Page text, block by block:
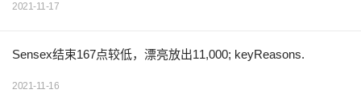
2021-11-17
Sensex结束167点较低，漂亮放出11,000; keyReasons.
2021-11-16